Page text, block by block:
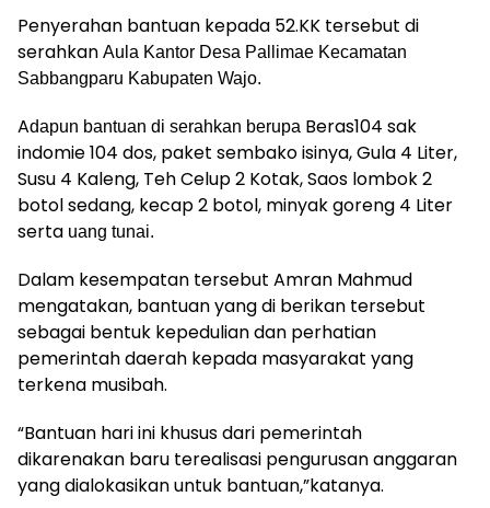
Penyerahan bantuan kepada 52.KK tersebut di
serahkan Aula Kantor Desa Pallimae Kecamatan
Sabbangparu Kabupaten Wajo.
Adapun bantuan di serahkan berupa Beras104 sak
indomie 104 dos, paket sembako isinya, Gula 4 Liter,
Susu 4 Kaleng, Teh Celup 2 Kotak, Saos lombok 2
botol sedang, kecap 2 botol, minyak goreng 4 Liter
serta uang tunai.
Dalam kesempatan tersebut Amran Mahmud
mengatakan, bantuan yang di berikan tersebut
sebagai bentuk kepedulian dan perhatian
pemerintah daerah kepada masyarakat yang
terkena musibah.
“Bantuan hari ini khusus dari pemerintah
dikarenakan baru terealisasi pengurusan anggaran
yang dialokasikan untuk bantuan,”katanya.